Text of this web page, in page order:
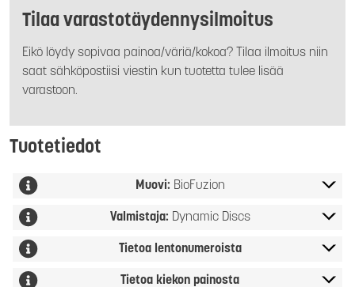
Tilaa varastotäydennysilmoitus
Eikö löydy sopivaa painoa/väriä/kokoa? Tilaa ilmoitus niin
saat sähköpostiisi viestin kun tuotetta tulee lisää
varastoon.
Tuotetiedot
Muovi: BioFuzion
Valmistaja: Dynamic Discs
Tietoa lentonumeroista
Tietoa kiekon painosta